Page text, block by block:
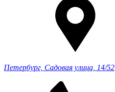
Петербург, Садовая улица, 14/52